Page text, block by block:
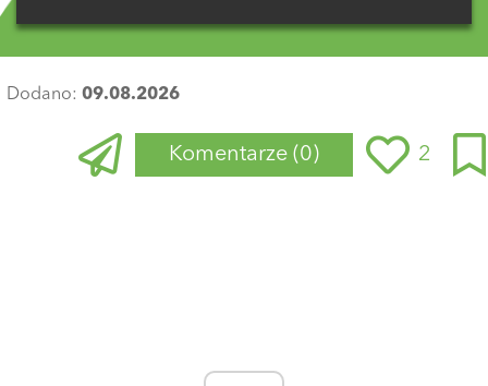
Dodano: 09.08.2026
Komentarze (0) 2